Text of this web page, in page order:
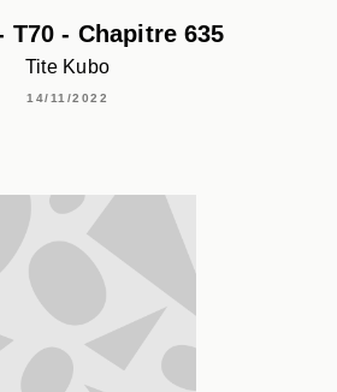
T70 - Chapitre 635
Tite Kubo
14/11/2022